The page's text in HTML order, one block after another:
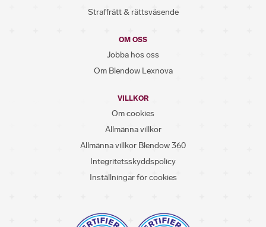
Straffrätt & rättsväsende
OM OSS
Jobba hos oss
Om Blendow Lexnova
VILLKOR
Om cookies
Allmänna villkor
Allmänna villkor Blendow 360
Integritetsskyddspolicy
Inställningar för cookies